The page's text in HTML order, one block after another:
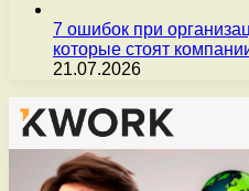
7 ошибок при
которые стоят
21.07.2026